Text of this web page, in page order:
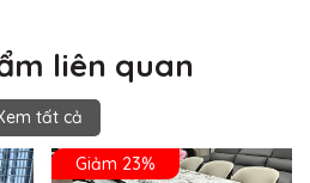
liên quan
tất cả
Giảm 23%